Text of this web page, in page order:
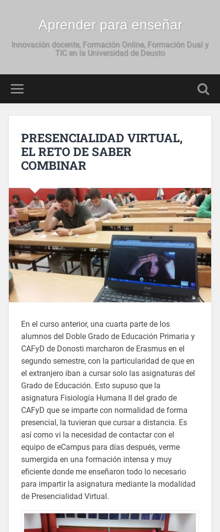
Aprender para enseñar
Innovación docente, Formación Online, Formación Dual y
TIC en la Universidad de Deusto
PRESENCIALIDAD VIRTUAL,
EL RETO DE SABER
COMBINAR
En el curso anterior, una cuarta parte de los
alumnos del Doble Grado de Educación Primaria y
CAFyD de Donosti marcharon de Erasmus en el
segundo semestre, con la particularidad de que en
el extranjero iban a cursar solo las asignaturas del
Grado de Educación. Esto supuso que la
asignatura Fisiología Humana II del grado de
CAFyD que se imparte con normalidad de forma
presencial, la tuvieran que cursar a distancia. Es
así como vi la necesidad de contactar con el
equipo de eCampus para días después, verme
sumergida en una formación intensa y muy
eficiente donde me enseñaron todo lo necesario
para impartir la asignatura mediante la modalidad
de Presencialidad Virtual.